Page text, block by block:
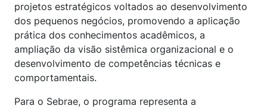
projetos estratégicos voltados ao desenvolvimento
dos pequenos negócios, promovendo a aplicação
prática dos conhecimentos acadêmicos, a
ampliação da visão sistêmica organizacional e o
desenvolvimento de competências técnicas e
comportamentais.
Para o Sebrae, o programa representa a